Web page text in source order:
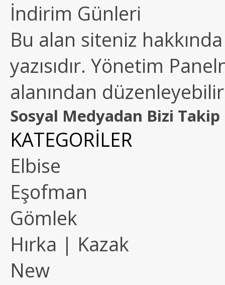
İndirim Günleri
Bu alan siteniz
yazısıdır. Yönetim
alanından
Sosyal Medyadan Bizi Takip
KATEGORİLER
Elbise
Eşofman
Gömlek
Hırka | Kazak
New